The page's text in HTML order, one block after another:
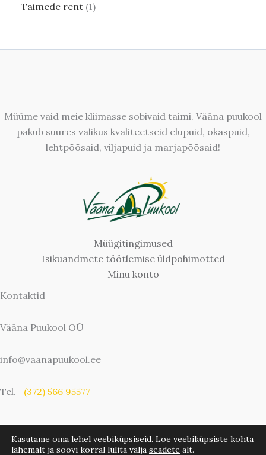
Taimede rent 1
Müüme vaid meie kliimasse sobivaid taimi. Vääna puukool
pakub suures valikus kvaliteetseid elupuid, okaspuid,
lehtpõõsaid, viljapuid ja marjapõõsaid!
Müügitingimused
Isikuandmete töötlemise üldpõhimõtted
Minu konto
Kontaktid
Vääna Puukool OÜ
info@vaanapuukool.ee
Tel. +(372) 566 95577
Kasutame oma lehel veebiküpsiseid. Loe veebiküpsiste kohta
lähemalt ja soovi korral lülita välja seadete alt.